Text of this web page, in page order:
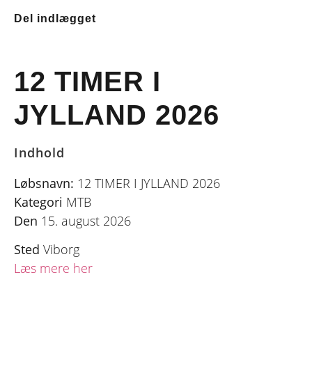
Del indlægget
12 TIMER I
JYLLAND 2026
Indhold
Løbsnavn: 12 TIMER I JYLLAND 2026
Kategori MTB
Den 15. august 2026
Sted Viborg
Læs mere her